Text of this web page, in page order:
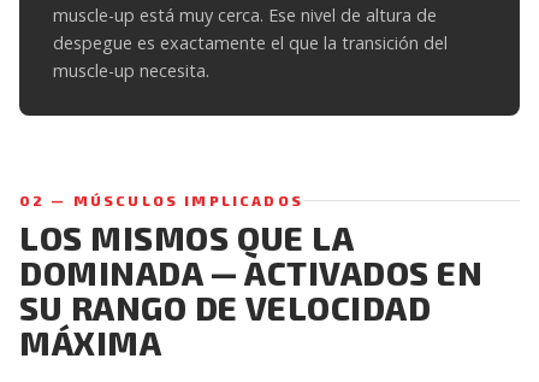
muscle-up está muy cerca. Ese nivel de altura de
despegue es exactamente el que la transición del
muscle-up necesita.
02 — MÚSCULOS IMPLICADOS
LOS MISMOS QUE LA
DOMINADA — ACTIVADOS EN
SU RANGO DE VELOCIDAD
MÁXIMA